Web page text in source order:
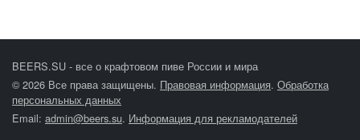
BEERS.SU - все о крафтовом пиве России и мира
© 2026 Все права защищены. Правовая информация. Обработка
персональных данных
Email: admin@beers.su. Информация для рекламодателей